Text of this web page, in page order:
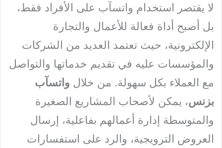
لا يقتصر استخدام واتسآب على الأفراد فقط،
بل أصبح أداة فعالة للأعمال والتجارة
الإلكترونية، حيث تعتمد العديد من الشركات
والمؤسسات عليه في تقديم خدماتها والتواصل
مع العملاء بكل سهولة. من خلال واتسآب
بزنس، يمكن لأصحاب المشاريع الصغيرة
والمتوسطة إدارة أعمالهم بفاعلية، إرسال
العروض الترويجية، والرد على استفسارات